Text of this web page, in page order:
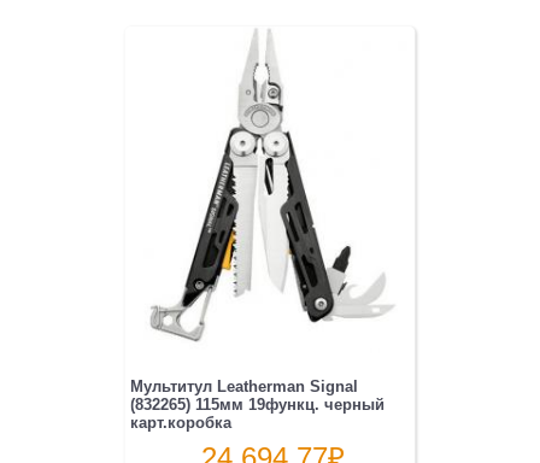
Мультитул Leatherman Signal
(832265) 115мм 19функц. черный
карт.коробка